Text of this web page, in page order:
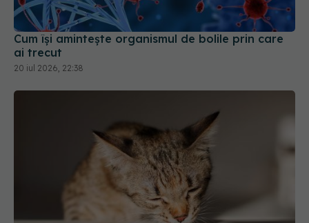
Cum își amintește organismul de bolile prin care
ai trecut
20 iul 2026, 22:38